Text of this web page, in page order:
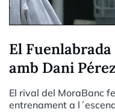
El
amb Dani
El rival del MoraBanc
entrenament a